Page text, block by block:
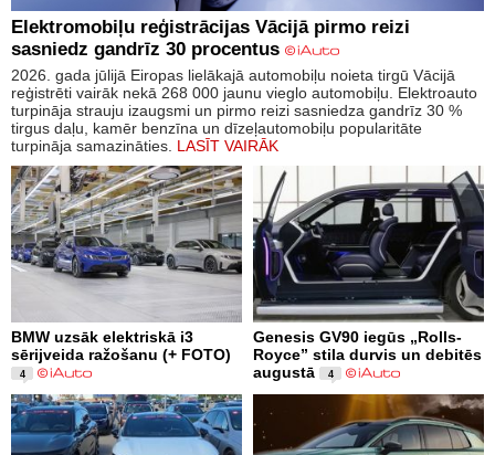
Elektromobiļu reģistrācijas Vācijā pirmo reizi
sasniedz gandrīz 30 procentus
2026. gada jūlijā Eiropas lielākajā automobiļu noieta tirgū Vācijā
reģistrēti vairāk nekā 268 000 jaunu vieglo automobiļu. Elektroauto
turpināja strauju izaugsmi un pirmo reizi sasniedza gandrīz 30 %
tirgus daļu, kamēr benzīna un dīzeļautomobiļu popularitāte
turpināja samazināties. LASĪT VAIRĀK
BMW uzsāk elektriskā i3
sērijveida ražošanu (+ FOTO)
4
Genesis GV90 iegūs „Rolls-
Royce” stila durvis un debitēs
augustā
4